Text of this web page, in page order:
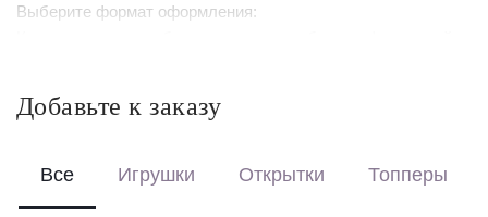
Выберите формат оформления:
Перевяжем лентой – идеальный минималистичный вариант
Добавьте к заказу
Все Игрушки Открытки Топперы